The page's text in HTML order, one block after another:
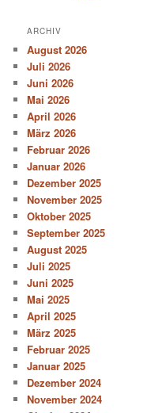
ARCHIV
August 2026
Juli 2026
Juni 2026
Mai 2026
April 2026
März 2026
Februar 2026
Januar 2026
Dezember 2025
November 2025
Oktober 2025
September 2025
August 2025
Juli 2025
Juni 2025
Mai 2025
April 2025
März 2025
Februar 2025
Januar 2025
Dezember 2024
November 2024